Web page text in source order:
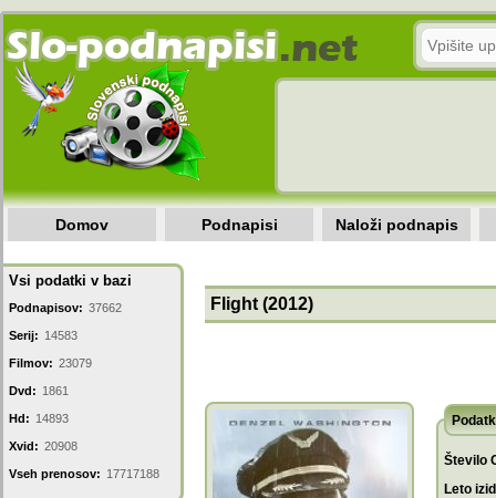
Domov Podnapisi Naloži podnapis
Vsi podatki v bazi
Podnapisov: 37662
Serij: 14583
Filmov: 23079
Dvd: 1861
Hd: 14893
Xvid: 20908
Vseh prenosov: 17717188
Flight (2012)
Število
Leto